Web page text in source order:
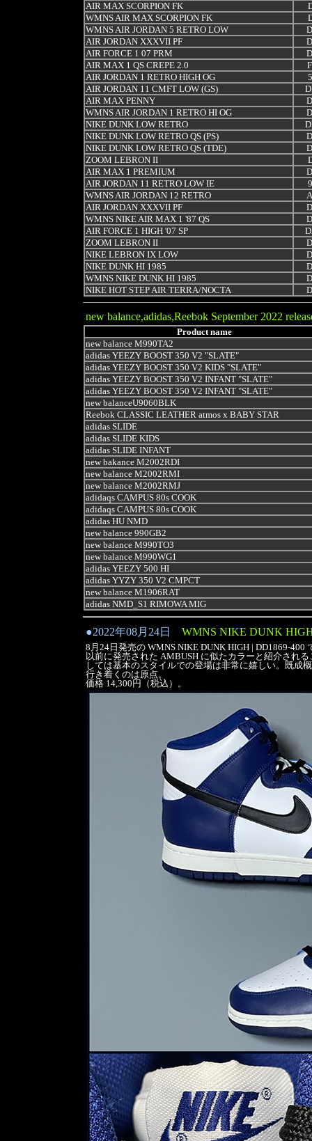
AIR MAX SCORPION FK
WMNS AIR MAX SCORPION FK
WMNS AIR JORDAN 5 RETRO LOW
AIR JORDAN XXXVII PF
AIR FORCE 1 07 PRM
AIR MAX 1 QS CREPE 2.0
AIR JORDAN 1 RETRO HIGH OG
AIR JORDAN 11 CMFT LOW (GS)
AIR MAX PENNY
WMNS AIR JORDAN 1 RETRO HI OG
NIKE DUNK LOW RETRO
NIKE DUNK LOW RETRO QS (PS)
NIKE DUNK LOW RETRO QS (TDE)
ZOOM LEBRON II
AIR MAX 1 PREMIUM
AIR JORDAN 11 RETRO LOW IE
WMNS AIR JORDAN 12 RETRO
AIR JORDAN XXXVII PF
WMNS NIKE AIR MAX 1 '87 QS
AIR FORCE 1 HIGH '07 SP
ZOOM LEBRON II
NIKE LEBRON IX LOW
NIKE DUNK HI 1985
WMNS NIKE DUNK HI 1985
NIKE HOT STEP AIR TERRA/NOCTA
new balance,adidas,Reebok September2022
Product name
new balance M990TA2
adidas YEEZY BOOST 350 V2 "SLATE"
adidas YEEZY BOOST 350 V2 KIDS "SLATE"
adidas YEEZY BOOST 350 V2 INFANT "SLATE"
adidas YEEZY BOOST 350 V2 INFANT "SLATE"
new balanceU9060BLK
Reebok CLASSIC LEATHER atmos x BABY STAR
adidas SLIDE
adidas SLIDE KIDS
adidas SLIDE INFANT
new bakance M2002RDI
new balance M2002RMI
new balance M2002RMJ
adidaqs CAMPUS 80s COOK
adidaqs CAMPUS 80s COOK
adidas HU NMD
new balance 990GB2
new balance M990TO3
new balance M990WG1
adidas YEEZY 500 HI
adidas YYZY 350 V2 CMPCT
new balance M1906RAT
adidas NMD_S1 RIMOWA MIG
●2022年08月24日 WMNS NIKE DUNK
8月24日発売の WMNS NIKE DUNK HIGH | DD1869-400
以前に発売された AMBUSH に似たカラーと紹介され
しては基本のスタイルでの登場は非常に嬉しい。既
行き着くのは原点。
価格 14,300円（税込）。